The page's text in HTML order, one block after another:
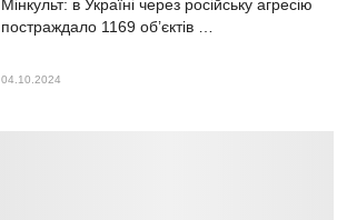
Мінкульт: в Україні через російську агресію
постраждало 1169 об’єктів …
04.10.2024